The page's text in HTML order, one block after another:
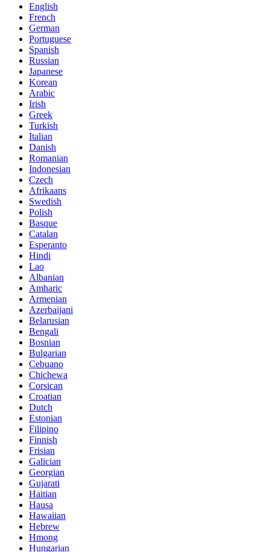
English
French
German
Portuguese
Spanish
Russian
Japanese
Korean
Arabic
Irish
Greek
Turkish
Italian
Danish
Romanian
Indonesian
Czech
Afrikaans
Swedish
Polish
Basque
Catalan
Esperanto
Hindi
Lao
Albanian
Amharic
Armenian
Azerbaijani
Belarusian
Bengali
Bosnian
Bulgarian
Cebuano
Chichewa
Corsican
Croatian
Dutch
Estonian
Filipino
Finnish
Frisian
Galician
Georgian
Gujarati
Haitian
Hausa
Hawaiian
Hebrew
Hmong
Hungarian